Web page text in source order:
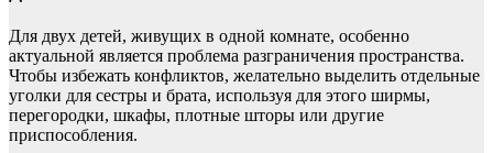
Для двух детей, живущих в одной комнате, особенно
актуальной является проблема разграничения пространства.
Чтобы избежать конфликтов, желательно выделить отдельные
уголки для сестры и брата, используя для этого ширмы,
перегородки, шкафы, плотные шторы или другие
приспособления.